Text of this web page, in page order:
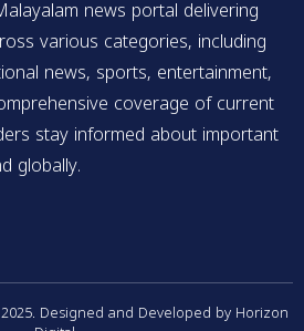
news portal delivering
various categories, including
news, sports, entertainment,
coverage of current
stay informed about important
globally.
Designed and Developed by Horizon